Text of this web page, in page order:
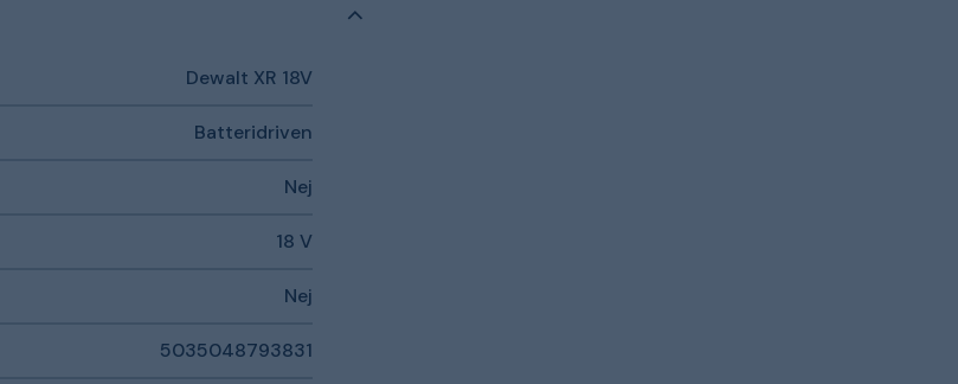
Dewalt XR 18V
Batteridriven
Nej
18 V
Nej
5035048793831